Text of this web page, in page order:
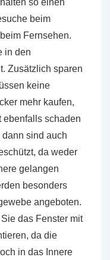
so einen
beim
Fernsehen.
in den
Zusätzlich sparen
keine
mehr kaufen,
ebenfalls schaden
sind auch
da weder
gelangen
besonders
angeboten.
das Fenster mit
da die
in das Innere